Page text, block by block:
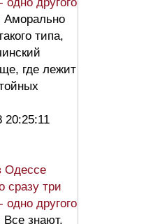
одно другого
Аморально
типа,
где лежит
20:25:11
Одессе
сразу три
одно другого
Все знают,